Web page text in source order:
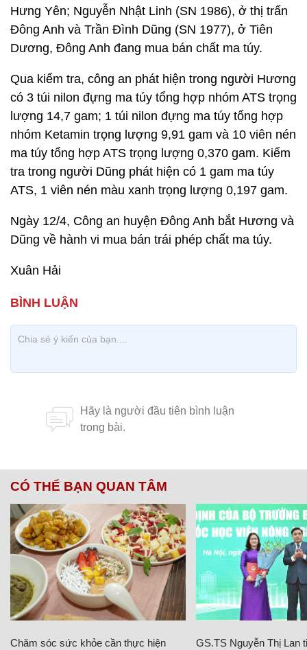
Hưng Yên; Nguyễn Nhật Linh (SN 1986), ở thị trấn
Đông Anh và Trần Đình Dũng (SN 1977), ở Tiên
Dương, Đông Anh đang mua bán chất ma túy.
Qua kiểm tra, công an phát hiện trong người Hương
có 3 túi nilon đựng ma túy tổng hợp nhóm ATS trọng
lượng 14,7 gam; 1 túi nilon đựng ma túy tổng hợp
nhóm Ketamin trọng lượng 9,91 gam và 10 viên nén
ma túy tổng hợp ATS trọng lượng 0,370 gam. Kiểm
tra trong người Dũng phát hiện có 1 gam ma túy
ATS, 1 viên nén màu xanh trọng lượng 0,197 gam.
Ngày 12/4, Công an huyện Đông Anh bắt Hương và
Dũng về hành vi mua bán trái phép chất ma túy.
Xuân Hải
CÓ THỂ BẠN QUAN TÂM
Chăm sóc sức khỏe cần thực hiện
GS.TS Nguyễn Thị Lan